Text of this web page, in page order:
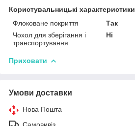
Користувальницькі характеристики
Флоковане покриття
Так
Чохол для зберігання і
транспортування
Ні
Приховати
Умови доставки
Нова Пошта
Самовивіз